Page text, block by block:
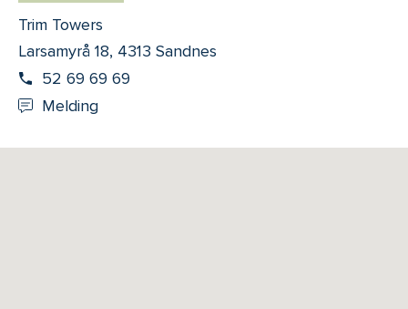
Trim Towers
Larsamyrå 18, 4313 Sandnes
52 69 69 69
Melding